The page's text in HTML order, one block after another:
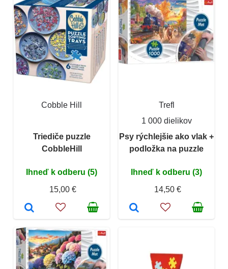
Cobble Hill
Triediče puzzle
CobbleHill
Ihneď k odberu (5)
15,00 €
Trefl
1 000 dielikov
Psy rýchlejšie ako vlak +
podložka na puzzle
Ihneď k odberu (3)
14,50 €